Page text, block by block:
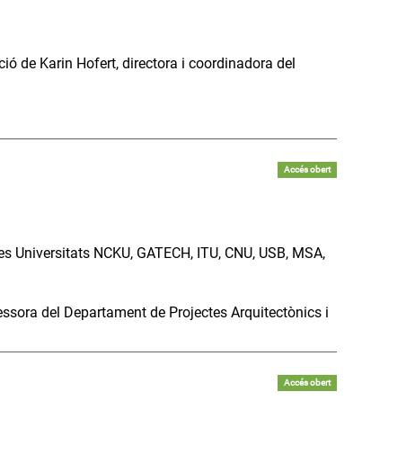
de Karin Hofert, directora i coordinadora del
Accés obert
NCKU, GATECH, ITU, CNU, USB, MSA,
del Departament de Projectes Arquitectònics i
Accés obert